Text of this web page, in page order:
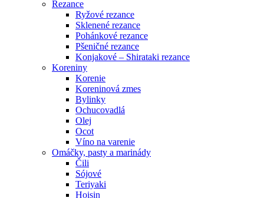
Rezance
Ryžové rezance
Sklenené rezance
Pohánkové rezance
Pšeničné rezance
Konjakové – Shirataki rezance
Koreniny
Korenie
Koreninová zmes
Bylinky
Ochucovadlá
Olej
Ocot
Víno na varenie
Omáčky, pasty a marinády
Čili
Sójové
Teriyaki
Hoisin